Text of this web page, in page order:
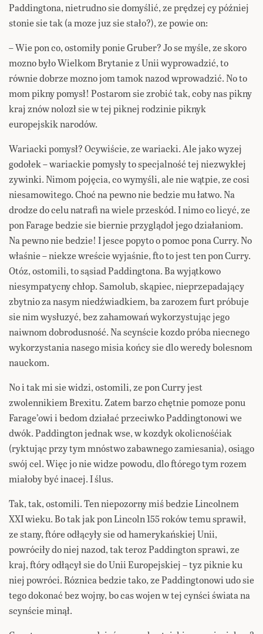
Paddingtona, nietrudno sie domyślić, ze prędzej cy później
stonie sie tak (a moze juz sie stało?), ze powie on:
– Wie pon co, ostomiły ponie Gruber? Jo se myśle, ze skoro
mozno było Wielkom Brytanie z Unii wyprowadzić, to
równie dobrze mozno jom tamok nazod wprowadzić. No to
mom pikny pomysł! Postarom sie zrobić tak, coby nas pikny
kraj znów nolozł sie w tej piknej rodzinie piknyk
europejskik narodów.
Wariacki pomysł? Ocywiście, ze wariacki. Ale jako wyzej
godołek – wariackie pomysły to specjalność tej niezwykłej
zywinki. Nimom pojęcia, co wymyśli, ale nie wątpie, ze cosi
niesamowitego. Choć na pewno nie bedzie mu łatwo. Na
drodze do celu natrafi na wiele przeskód. I nimo co licyć, ze
pon Farage bedzie sie biernie przyglądoł jego działaniom.
Na pewno nie bedzie! I jesce popyto o pomoc pona Curry. No
właśnie – niekze wreście wyjaśnie, fto to jest ten pon Curry.
Otóz, ostomili, to sąsiad Paddingtona. Ba wyjątkowo
niesympatycny chłop. Samolub, skąpiec, nieprzepadający
zbytnio za nasym niedźwiadkiem, ba zarozem furt próbuje
sie nim wysłuzyć, bez zahamowań wykorzystując jego
naiwnom dobrodusność. Na scynście kozdo próba niecnego
wykorzystania nasego misia końcy sie dlo weredy bolesnom
nauckom.
No i tak mi sie widzi, ostomili, ze pon Curry jest
zwolennikiem Brexitu. Zatem barzo chętnie pomoze ponu
Farage’owi i bedom działać przeciwko Paddingtonowi we
dwók. Paddington jednak wse, w kozdyk okolicnośćiak
(ryktując przy tym mnóstwo zabawnego zamiesania), osiągo
swój cel. Więc jo nie widze powodu, dlo ftórego tym rozem
miałoby być inacej. I ślus.
Tak, tak, ostomili. Ten niepozorny miś bedzie Lincolnem
XXI wieku. Bo tak jak pon Lincoln 155 roków temu sprawił,
ze stany, ftóre odłącyły sie od hamerykańskiej Unii,
powróciły do niej nazod, tak teroz Paddington sprawi, ze
kraj, ftóry odłącył sie do Unii Europejskiej – tyz piknie ku
niej powróci. Róznica bedzie tako, ze Paddingtonowi udo sie
tego dokonać bez wojny, bo cas wojen w tej cynści świata na
scynście minął.